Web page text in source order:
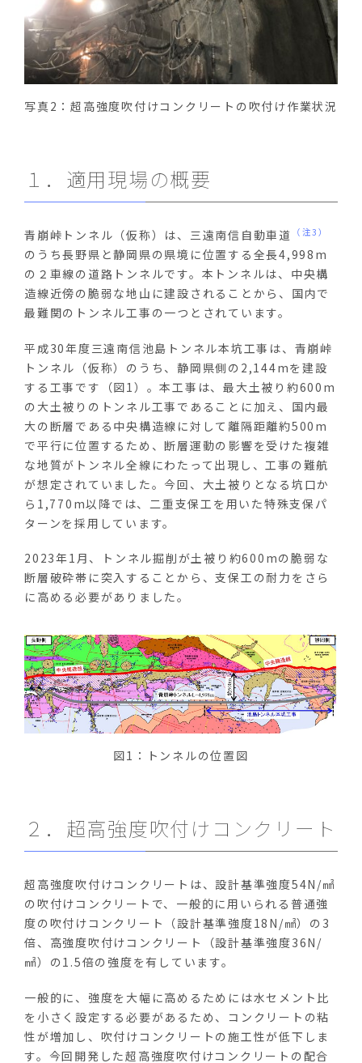
写真2：超高強度吹付けコンクリートの吹付け作業状況
１．適用現場の概要
青崩峠トンネル（仮称）は、三遠南信自動車道 （注3）
のうち長野県と静岡県の県境に位置する全長4,998m
の２車線の道路トンネルです。本トンネルは、中央構
造線近傍の脆弱な地山に建設されることから、国内で
最難関のトンネル工事の一つとされています。
平成30年度三遠南信池島トンネル本坑工事は、青崩峠
トンネル（仮称）のうち、静岡県側の 2,144mを建設
する工事です（図1 ）。本工事は、最大土被り約600m
の大土被りのトンネル工事であることに加え、国内最
大の断層である中央構造線に対して離隔距離約500m
で平行に位置するため、断層運動の影響を受けた複雑
な地質がトンネル全線にわたって出現し、工事の難航
が想定されていました。今回、大土被りとなる坑口か
ら 1,770m以降では、二重支保工を用いた特殊支保パ
ターンを採用しています。
2023年1 月、トンネル掘削が土被り約600mの脆弱な
断層破砕帯に突入することから、支保工の耐力をさら
に高める必要がありました。
図1：トンネルの位置図
２．超高強度吹付けコンクリート
超高強度吹付けコンクリートは、設計基準強度54N/㎟
の吹付けコンクリートで、一般的に用いられる普通強
度の吹付けコンクリート（設計基準強度18N/㎟）の3
倍、高強度吹付けコンクリート（設計基準強度36N/
㎟）の1.5倍の強度を有しています。
一般的に、強度を大幅に高めるためには水セメント比
を小さく設定する必要があるため、コンクリートの粘
性が増加し、吹付けコンクリートの施工性が低下しま
す。今回開発した超高強度吹付けコンクリートの配合